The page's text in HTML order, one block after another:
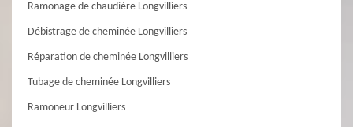
Ramonage de chaudière Longvilliers
Débistrage de cheminée Longvilliers
Réparation de cheminée Longvilliers
Tubage de cheminée Longvilliers
Ramoneur Longvilliers